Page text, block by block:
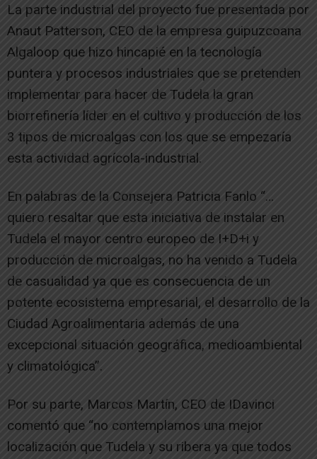
La parte industrial del proyecto fue presentada por
Anaut Patterson, CEO de la empresa guipuzcoana
Algaloop que hizo hincapié en la tecnología
puntera y procesos industriales que se pretenden
implementar para hacer de Tudela la gran
biorrefinería líder en el cultivo y producción de los
3 tipos de microalgas con los que se empezaría
esta actividad agrícola-industrial.
En palabras de la Consejera Patricia Fanlo “…
quiero resaltar que esta iniciativa de instalar en
Tudela el mayor centro europeo de I+D+i y
producción de microalgas, no ha venido a Tudela
de casualidad ya que es consecuencia de un
potente ecosistema empresarial, el desarrollo de la
Ciudad Agroalimentaria además de una
excepcional situación geográfica, medioambiental
y climatológica”.
Por su parte, Marcos Martín, CEO de IDavinci
comentó que “no contemplamos una mejor
localización que Tudela y su ribera ya que todos